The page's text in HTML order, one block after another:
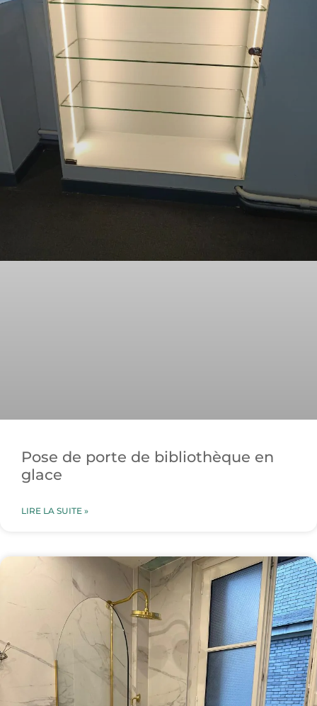
Pose de porte de bibliothèque en
glace
LIRE LA SUITE »